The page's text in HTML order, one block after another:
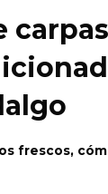
frescos,